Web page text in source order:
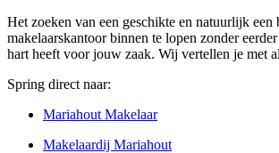
Het zoeken van een geschikte en natuurlijk
makelaarskantoor binnen te lopen zonder
hart heeft voor jouw zaak. Wij vertellen je met
Spring direct naar:
Mariahout Makelaar
Makelaardij Mariahout